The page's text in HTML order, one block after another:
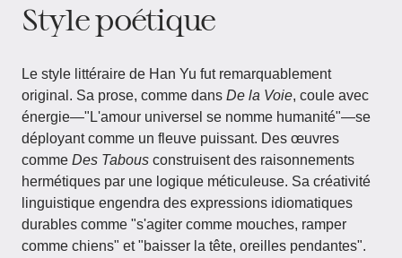
Style poétique
Le style littéraire de Han Yu fut remarquablement
original. Sa prose, comme dans De la Voie, coule avec
énergie—"L'amour universel se nomme humanité"—se
déployant comme un fleuve puissant. Des œuvres
comme Des Tabous construisent des raisonnements
hermétiques par une logique méticuleuse. Sa créativité
linguistique engendra des expressions idiomatiques
durables comme "s'agiter comme mouches, ramper
comme chiens" et "baisser la tête, oreilles pendantes".